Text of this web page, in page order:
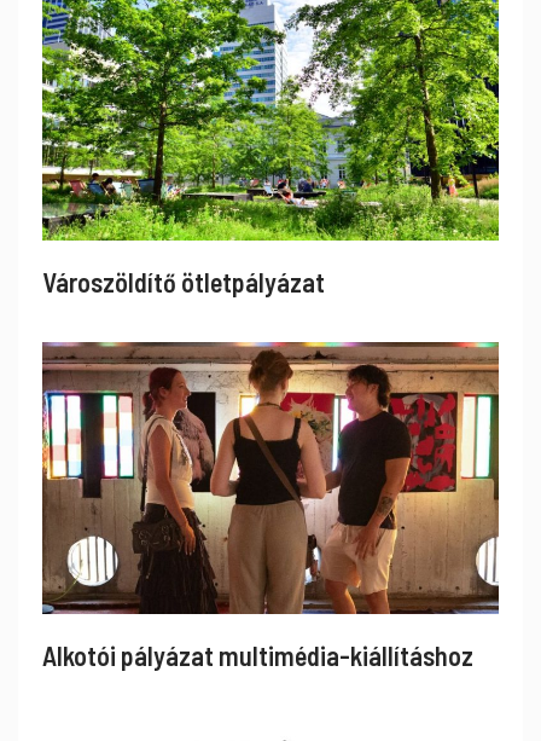
Városzöldítő ötletpályázat
Alkotói pályázat multimédia-kiállításhoz